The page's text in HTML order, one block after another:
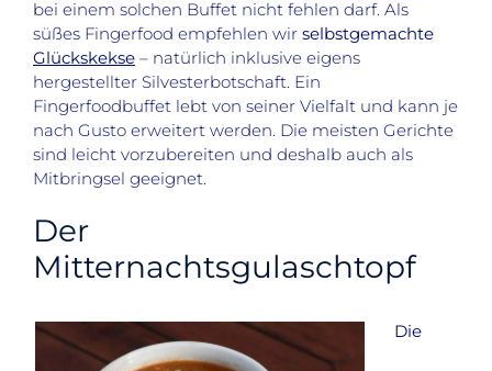
bei einem solchen Buffet nicht fehlen darf. Als
süßes Fingerfood empfehlen wir selbstgemachte
Glückskekse – natürlich inklusive eigens
hergestellter Silvesterbotschaft. Ein
Fingerfoodbuffet lebt von seiner Vielfalt und kann je
nach Gusto erweitert werden. Die meisten Gerichte
sind leicht vorzubereiten und deshalb auch als
Mitbringsel geeignet.
Der
Mitternachtsgulaschtopf
Die